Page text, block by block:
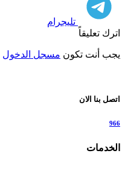
تليجرام
اترك تعليقاً
يجب أنت تكون مسجل الدخول
اتصل بنا الان
966
الخدمات